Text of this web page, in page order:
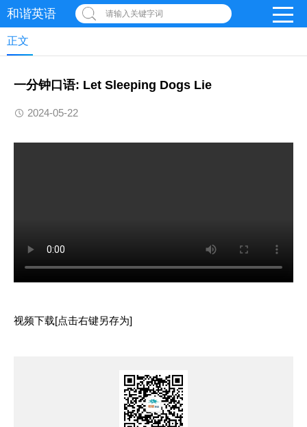
和谐英语 请输入关键字词
正文
一分钟口语: Let Sleeping Dogs Lie
2024-05-22
视频下载[点击右键另存为]